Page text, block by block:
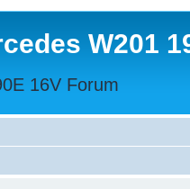
W201
16V Forum